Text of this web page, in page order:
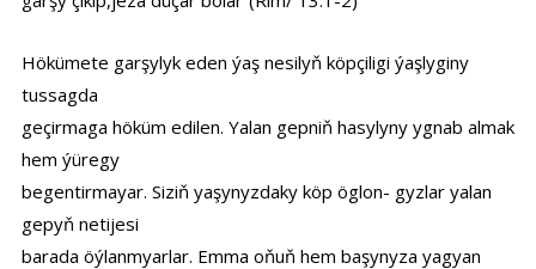
Hökümete garşylyk eden ýaş nesilyň köpçiligi ýaşlyginy
tussagda
geçirmaga höküm edilen. Yalan gepniň hasylyny ygnab almak
hem ýüregy
begentirmayar. Siziň yaşynyzdaky köp öglon- gyzlar yalan
gepyň netijesi
barada öýlanmyarlar. Emma oňuň hem başynyza yagyan